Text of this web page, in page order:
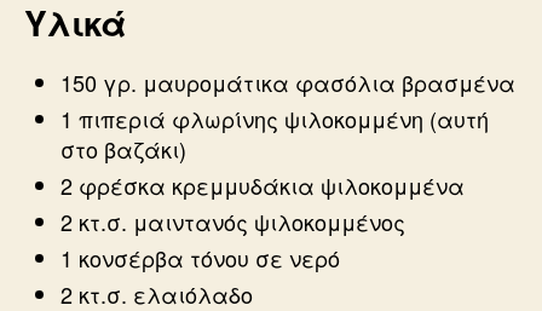
Υλικά
150 γρ. μαυρομάτικα φασόλια βρασμένα
1 πιπεριά φλωρίνης ψιλοκομμένη (αυτή
στο βαζάκι)
2 φρέσκα κρεμμυδάκια ψιλοκομμένα
2 κτ.σ. μαιντανός ψιλοκομμένος
1 κονσέρβα τόνου σε νερό
2 κτ.σ. ελαιόλαδο